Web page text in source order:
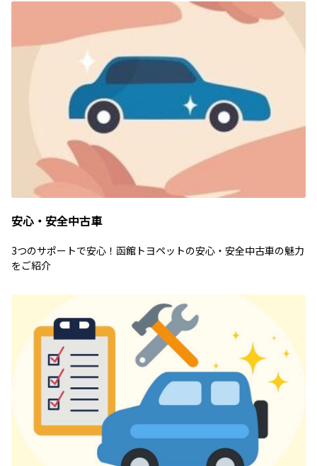
安心・安全中古車
3つのサポートで安心！函館トヨペットの安心・安全中古車の魅力
をご紹介